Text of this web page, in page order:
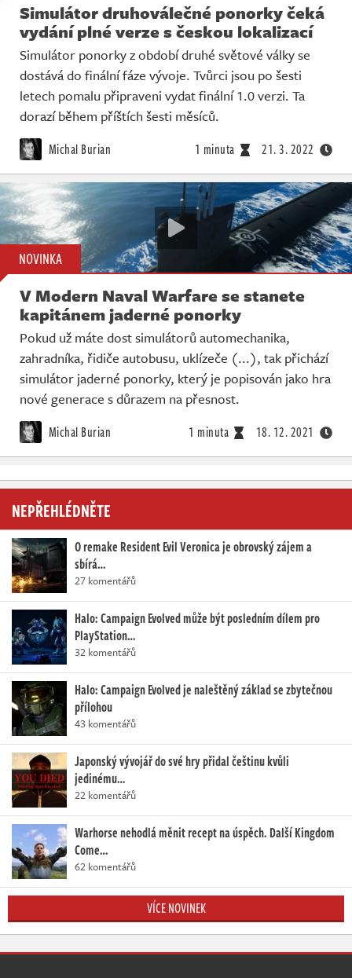
Simulátor druhoválečné ponorky čeká
vydání plné verze s českou lokalizací
Simulátor ponorky z období druhé světové války se
dostává do finální fáze vývoje. Tvůrci jsou po šesti
letech pomalu připraveni vydat finální 1.0 verzi. Ta
dorazí během příštích šesti měsíců.
Michal Burian 1 minuta 21. 3. 2022
NOVINKA
V Modern Naval Warfare se stanete
kapitánem jaderné ponorky
Pokud už máte dost simulátorů automechanika,
zahradníka, řidiče autobusu, uklízeče (...), tak přichází
simulátor jaderné ponorky, který je popisován jako hra
nové generace s důrazem na přesnost.
Michal Burian 1 minuta 18. 12. 2021
NEPŘEHLÉDNĚTE
O remake Resident Evil Veronica je obrovský zájem a
sbírá…
27 komentářů
Halo: Campaign Evolved může být posledním dílem pro
PlayStation…
32 komentářů
Halo: Campaign Evolved je naleštěný základ se zbytečnou
přílohou
43 komentářů
Japonský vývojář do své hry přidal češtinu kvůli
jedinému…
22 komentářů
Warhorse nehodlá měnit recept na úspěch. Další Kingdom
Come…
62 komentářů
VÍCE NOVINEK